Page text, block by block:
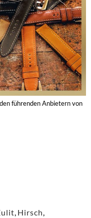
führenden Anbietern von
, Hirsch,